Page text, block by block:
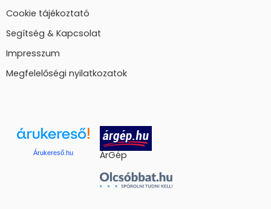
Cookie tájékoztató
Segítség & Kapcsolat
Impresszum
Megfelelőségi nyilatkozatok
Árukereső.hu ÁrGép